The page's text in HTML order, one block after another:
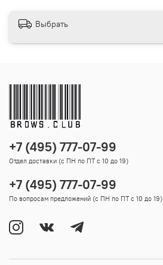
Выбрать
+7 (495) 777-07-99
Отдел доставки (с ПН по ПТ с 10 до 19)
+7 (495) 777-07-99
По вопросам предложений (с ПН по ПТ с 10 до 19)